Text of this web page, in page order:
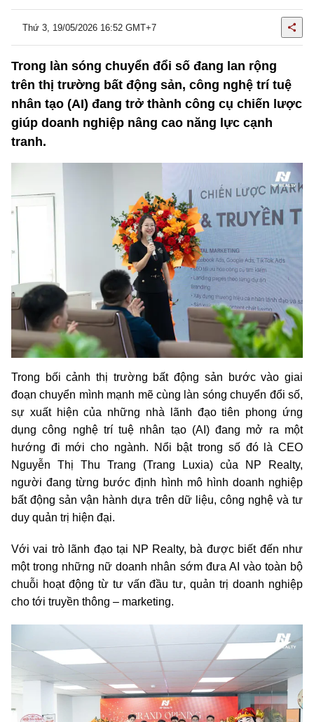
Thứ 3, 19/05/2026 16:52 GMT+7
Trong làn sóng chuyển đổi số đang lan rộng
trên thị trường bất động sản, công nghệ trí tuệ
nhân tạo (AI) đang trở thành công cụ chiến lược
giúp doanh nghiệp nâng cao năng lực cạnh
tranh.
Trong bối cảnh thị trường bất động sản bước vào giai
đoạn chuyển mình mạnh mẽ cùng làn sóng chuyển đổi số,
sự xuất hiện của những nhà lãnh đạo tiên phong ứng
dụng công nghệ trí tuệ nhân tạo (AI) đang mở ra một
hướng đi mới cho ngành. Nổi bật trong số đó là CEO
Nguyễn Thị Thu Trang (Trang Luxia) của NP Realty,
người đang từng bước định hình mô hình doanh nghiệp
bất động sản vận hành dựa trên dữ liệu, công nghệ và tư
duy quản trị hiện đại.
Với vai trò lãnh đạo tại NP Realty, bà được biết đến như
một trong những nữ doanh nhân sớm đưa AI vào toàn bộ
chuỗi hoạt động từ tư vấn đầu tư, quản trị doanh nghiệp
cho tới truyền thông – marketing.